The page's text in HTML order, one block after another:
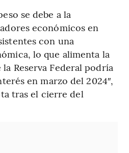
se debe a la
económicos en
con una
lo que alimenta la
Reserva Federal podría
en marzo del 2024″,
tras el cierre del